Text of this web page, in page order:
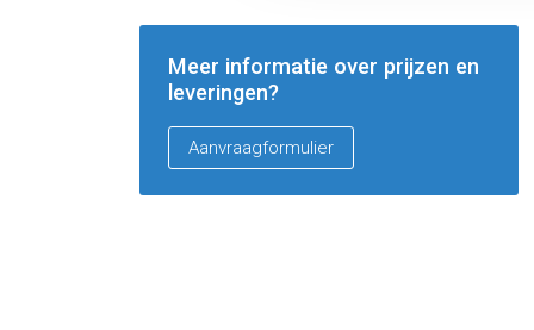
Meer informatie over prijzen en
leveringen?
Aanvraagformulier